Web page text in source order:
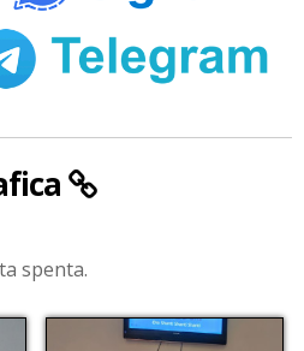
spenta.